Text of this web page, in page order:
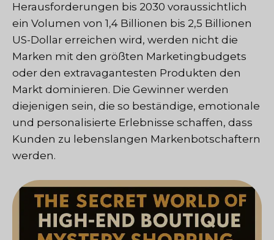
Herausforderungen bis 2030 voraussichtlich
ein Volumen von 1,4 Billionen bis 2,5 Billionen
US-Dollar erreichen wird, werden nicht die
Marken mit den größten Marketingbudgets
oder den extravagantesten Produkten den
Markt dominieren. Die Gewinner werden
diejenigen sein, die so beständige, emotionale
und personalisierte Erlebnisse schaffen, dass
Kunden zu lebenslangen Markenbotschaftern
werden.